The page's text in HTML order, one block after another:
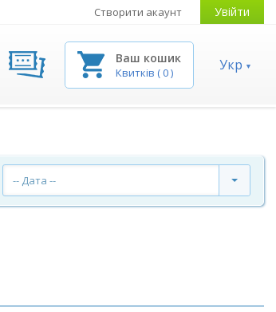
Створити акаунт Увійти
Ваш кошик
Квитків (0) Укр
-- Дата --